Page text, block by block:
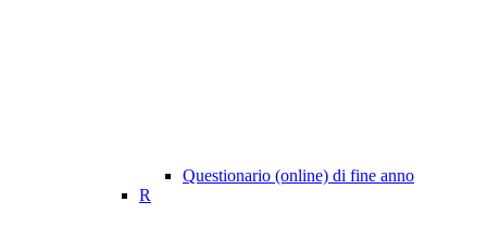
Questionario (online) di fine anno
R